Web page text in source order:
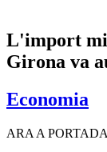
L'import
Girona va
Economia
ARA A PORTADA